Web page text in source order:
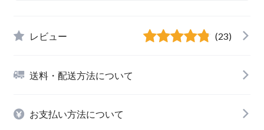
レビュー (23)
送料・配送方法について
お支払い方法について